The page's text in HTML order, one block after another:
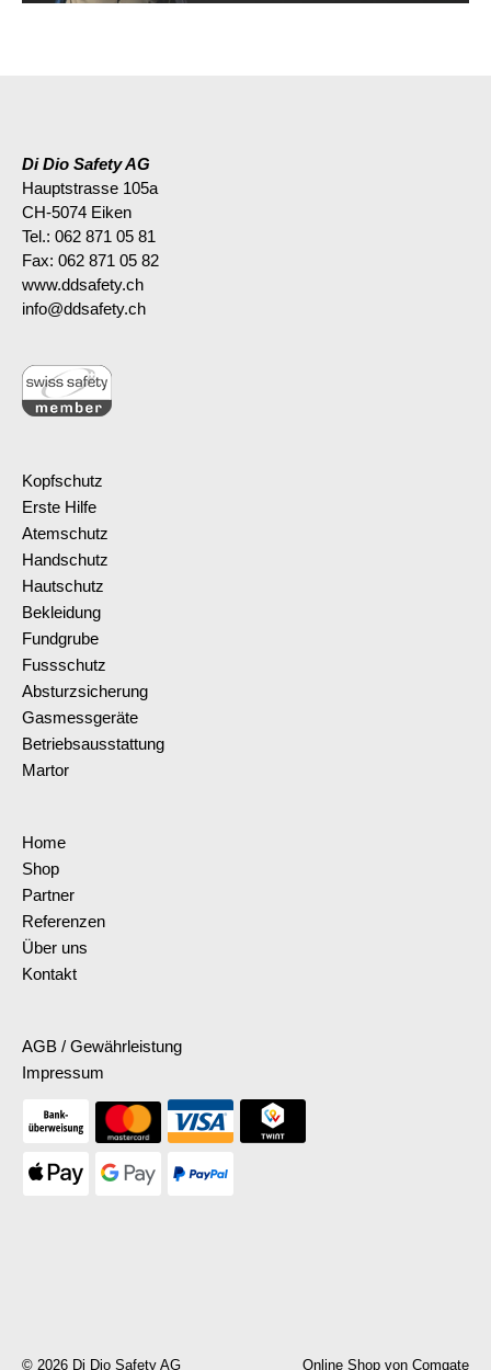
Di Dio Safety AG
Hauptstrasse 105a
CH-5074 Eiken
Tel.: 062 871 05 81
Fax: 062 871 05 82
www.ddsafety.ch
info@ddsafety.ch
Kopfschutz
Erste Hilfe
Atemschutz
Handschutz
Hautschutz
Bekleidung
Fundgrube
Fussschutz
Absturzsicherung
Gasmessgeräte
Betriebsausstattung
Martor
Home
Shop
Partner
Referenzen
Über uns
Kontakt
AGB / Gewährleistung
Impressum
© 2026 Di Dio Safety AG Online Shop von Comgate